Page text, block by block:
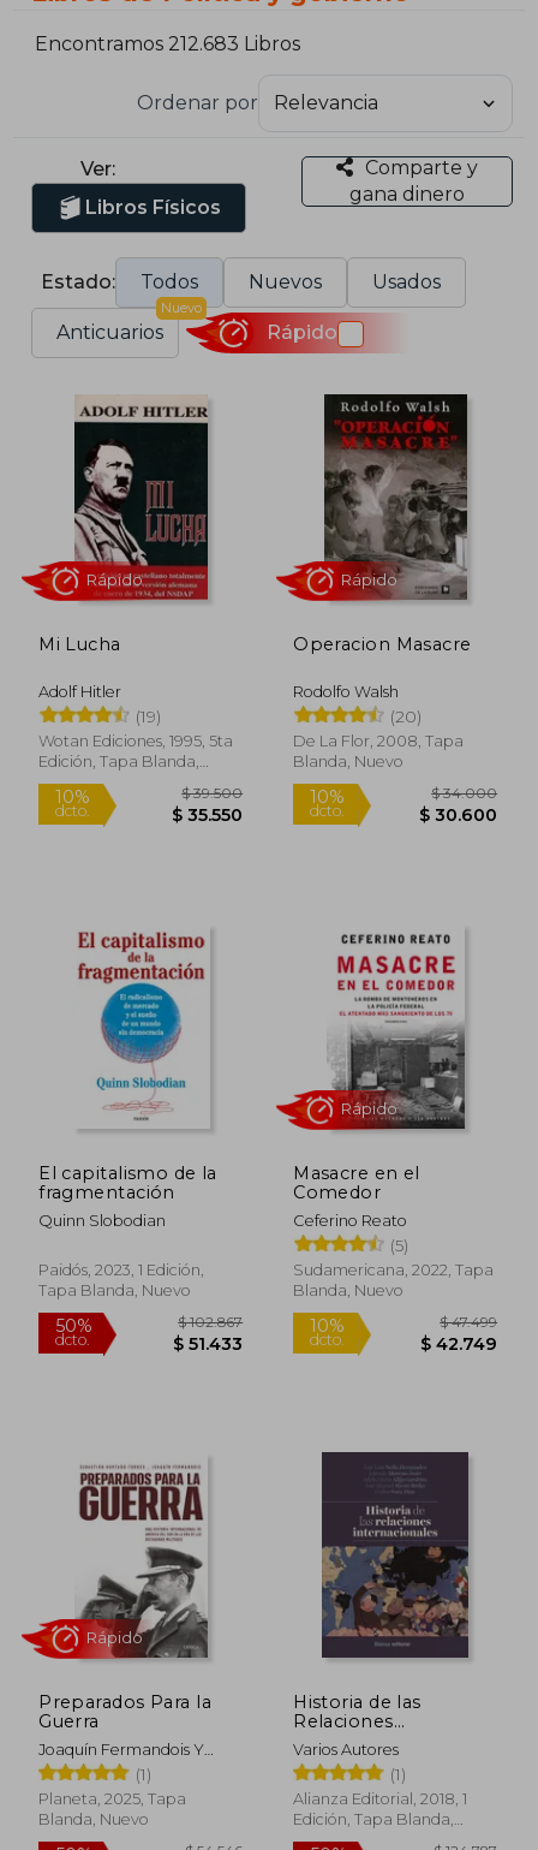
Encontramos 212.683 Libros
Ordenar por
Ver:
Libros Físicos
Comparte y
gana dinero
Estado: Todos Nuevos Usados
Anticuarios
Nuevo
Rápido
Mi Lucha
Adolf Hitler
(19)
Wotan Ediciones, 1995, 5ta
Edición, Tapa Blanda,
Nuevo
10%
dcto.
$ 39.500
$ 35.550
Rápido
Operacion Masacre
Rodolfo Walsh
(20)
De La Flor, 2008, Tapa
Blanda, Nuevo
10%
dcto.
Rápido
El capitalismo de la
fragmentación
Quinn Slobodian
Paidós, 2023, 1 Edición,
Tapa Blanda, Nuevo
$ 102.867
$ 51.433
Masacre en el
Comedor
Ceferino Reato
(5)
Sudamericana, 2022, Tapa
Blanda, Nuevo
10%
dcto. $
Rápido
Preparados Para la
Guerra
Joaquín Fermandois Y
Sebastián Hurtado
(1)
Planeta, 2025, Tapa
Blanda, Nuevo
Historia de las
Relaciones
Internacionales
Varios Autores
(1)
Alianza Editorial, 2018, 1
Edición, Tapa Blanda,
Nuevo